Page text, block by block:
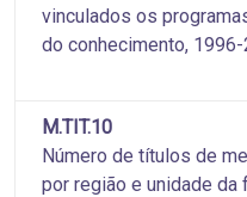
vinculados os
do conhecimento,
M.TIT.10
Número de títulos de
por região e unidade